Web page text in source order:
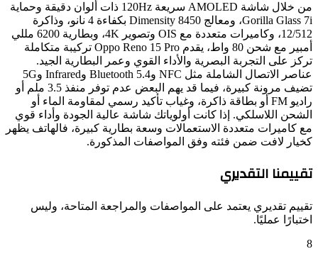
من خلال شاشة AMOLED سريعة 120Hz ذات ألوان دقيقة وحماية
Gorilla Glass 7i، ومعالج Dimensity 8450 بكفاءة 4 نانو، وذاكرة
12/512، وكاميرات متعددة مع OIS وتصوير 4K، وبطارية 6200 مللي
أمبير مع شحن 80 واط، يقدم Oppo Reno 15 Pro تركيبة متكاملة
على التجربة البصرية والأداء القوي وعمر البطارية الجيد.
عناصر الاتصال الشاملة مثل NFC وBluetooth 5.4 وInfrared و5G
تضيف مرونة كبيرة، فيما قد يهم البعض عدم توفر منفذ 3.5 ملم أو
راديو FM أو بطاقة ذاكرة، وغياب تأكيد رسمي لمقاومة الماء أو
اللاسلكي. إذا كانت أولوياتك شاشة عالية الجودة وأداء قوي
كاميرات متعددة الاستعمالات وسعة بطارية كبيرة، فالهاتف يظهر
لافت ضمن فئته وفق المواصفات المذكورة.
التقديري
تقديري يعتمد على المواصفات والمراجعة المتاحة، وليس
عمليًا.